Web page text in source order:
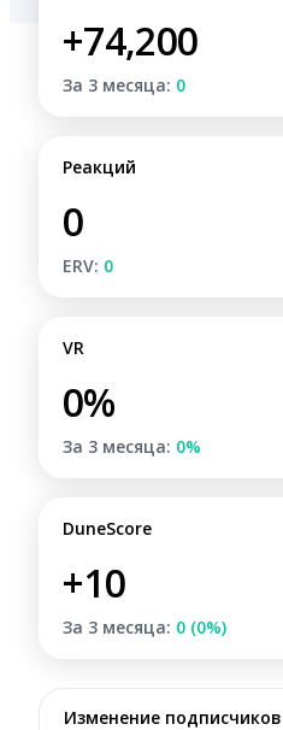
+74,200
За 3 месяца: 0
Реакций
0
ERV: 0
VR
0%
За 3 месяца: 0%
DuneScore
+10
За 3 месяца: 0 (0%)
Изменение подписчиков